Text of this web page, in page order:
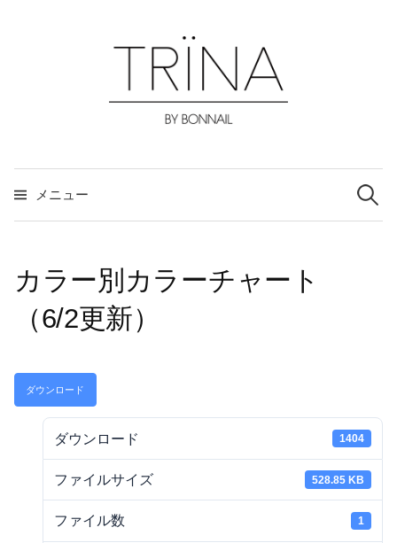
ス
キ
メニュー
索:
カラー別カラーチャート
（6/2更新）
ダウンロード
ダウンロード 1404
ファイルサイズ 528.85 KB
ファイル数 1